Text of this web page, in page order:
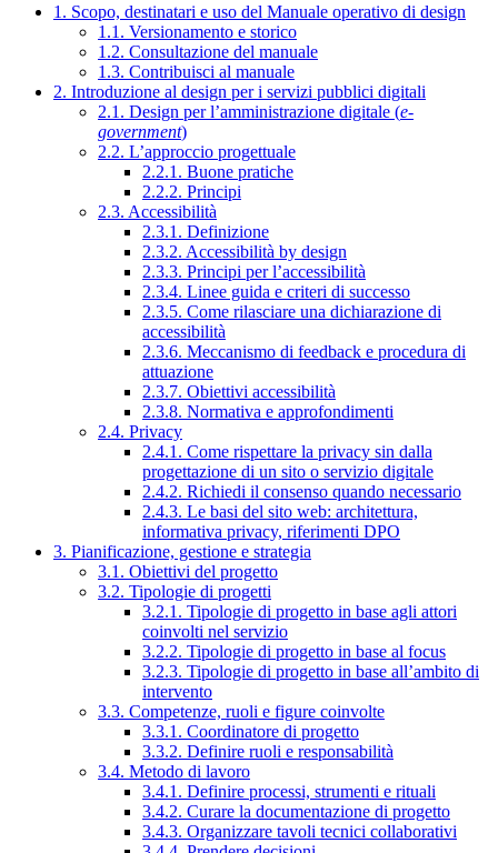
1. Scopo, destinatari e uso del Manuale operativo di design
1.1. Versionamento e storico
1.2. Consultazione del manuale
1.3. Contribuisci al manuale
2. Introduzione al design per i servizi pubblici digitali
2.1. Design per l’amministrazione digitale (e-
government)
2.2. L’approccio progettuale
2.2.1. Buone pratiche
2.2.2. Principi
2.3. Accessibilità
2.3.1. Definizione
2.3.2. Accessibilità by design
2.3.3. Principi per l’accessibilità
2.3.4. Linee guida e criteri di successo
2.3.5. Come rilasciare una dichiarazione di
accessibilità
2.3.6. Meccanismo di feedback e procedura di
attuazione
2.3.7. Obiettivi accessibilità
2.3.8. Normativa e approfondimenti
2.4. Privacy
2.4.1. Come rispettare la privacy sin dalla
progettazione di un sito o servizio digitale
2.4.2. Richiedi il consenso quando necessario
2.4.3. Le basi del sito web: architettura,
informativa privacy, riferimenti DPO
3. Pianificazione, gestione e strategia
3.1. Obiettivi del progetto
3.2. Tipologie di progetti
3.2.1. Tipologie di progetto in base agli attori
coinvolti nel servizio
3.2.2. Tipologie di progetto in base al focus
3.2.3. Tipologie di progetto in base all’ambito di
intervento
3.3. Competenze, ruoli e figure coinvolte
3.3.1. Coordinatore di progetto
3.3.2. Definire ruoli e responsabilità
3.4. Metodo di lavoro
3.4.1. Definire processi, strumenti e rituali
3.4.2. Curare la documentazione di progetto
3.4.3. Organizzare tavoli tecnici collaborativi